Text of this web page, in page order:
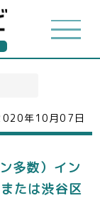
PMO(一覧)
年10月07日
多数）イン
たは渋谷区